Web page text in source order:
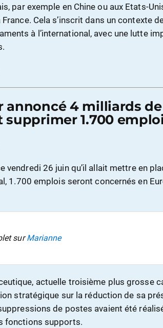
par exemple en Chine ou aux Etats-
Cela s’inscrit dans un contexte
à l’international, avec une lutte
annoncé 4 milliards
supprimer 1.700
vendredi 26 juin qu’il allait mettre en
1.700 emplois seront concernés en
surMarianne
actuelle troisième plus grosse
stratégique sur la réduction de sa
de postes avaient été
fonctions supports.